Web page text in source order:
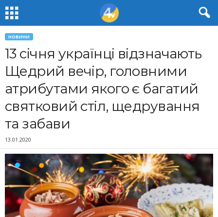
НОВИНИ
13 січня українці відзначають
Щедрий вечір, головними
атрибутами якого є багатий
святковий стіл, щедрування
та забави
13.01.2020